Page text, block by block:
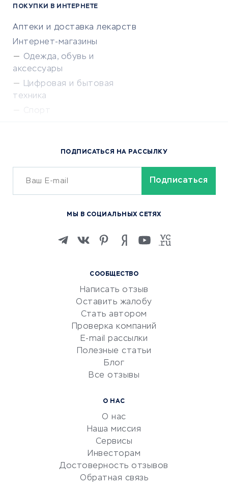
ПОКУПКИ В ИНТЕРНЕТЕ
Аптеки и доставка лекарств
Интернет-магазины
Одежда, обувь и
аксессуары
Цифровая и бытовая
техника
Спорт
Сервисы доставки
ОБУЧЕНИЕ И РАБОТА
Изучение иностранных
Маркетинг и продажи
Репетиторство
Красота и здоровье
Сервисы по поиску работы
Сетевой маркетинг
УСЛУГИ ДЛЯ БИЗНЕСА
документооборот
Юридические компании
СООБЩЕСТВО
Написать отзыв
Оставить жалобу
Стать автором
Проверка компаний
E-mail рассылки
Полезные статьи
Блог
Все отзывы
О НАС
О нас
Наша миссия
Сервисы
Инвесторам
Достоверность отзывов
Обратная связь
ПОДПИСАТЬСЯ НА РАССЫЛКУ
МЫ В СОЦИАЛЬНЫХ СЕТЯХ